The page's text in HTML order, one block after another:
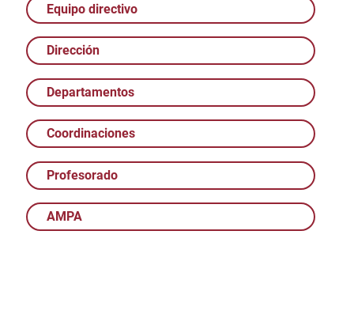
Equipo directivo
Dirección
Departamentos
Coordinaciones
Profesorado
AMPA